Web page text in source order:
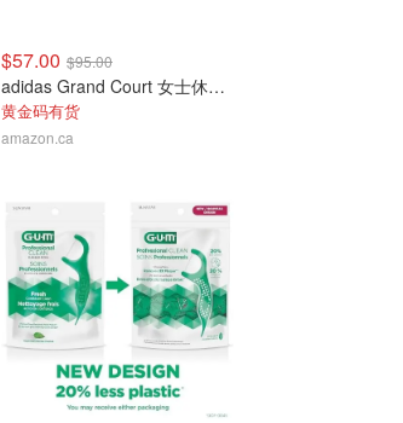
$57.00 $95.00
adidas Grand Court 女士休闲低帮运动鞋
黄金码有货
amazon.ca